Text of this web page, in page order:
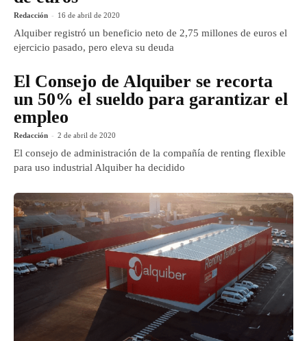
Redacción - 16 de abril de 2020
Alquiber registró un beneficio neto de 2,75 millones de euros el
ejercicio pasado, pero eleva su deuda
El Consejo de Alquiber se recorta
un 50% el sueldo para garantizar el
empleo
Redacción - 2 de abril de 2020
El consejo de administración de la compañía de renting flexible
para uso industrial Alquiber ha decidido